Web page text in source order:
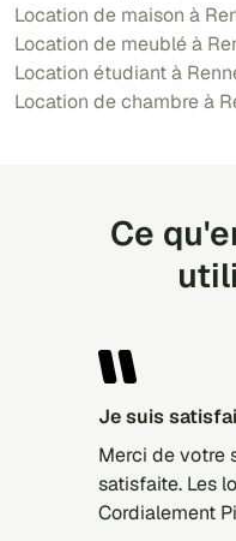
Location de maison à
Location de meublé à
Location étudiant à
Location de chambre à
Ce
Je suis
Merci de votre suivie
satisfaite. Les